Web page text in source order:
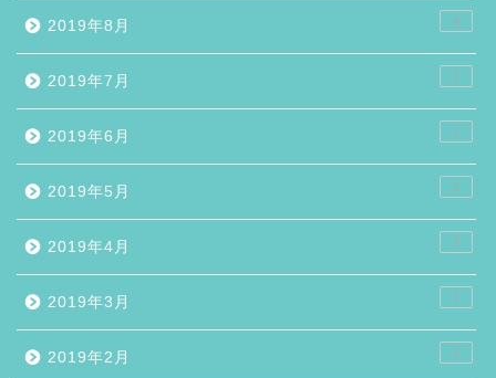
2019年8月 4
2019年7月 1
2019年6月 1
2019年5月 1
2019年4月 3
2019年3月 1
2019年2月 2